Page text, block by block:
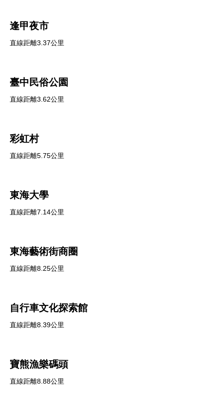
逢甲夜市
直線距離3.37公里
臺中民俗公園
直線距離3.62公里
彩虹村
直線距離5.75公里
東海大學
直線距離7.14公里
東海藝術街商圈
直線距離8.25公里
自行車文化探索館
直線距離8.39公里
寶熊漁樂碼頭
直線距離8.88公里